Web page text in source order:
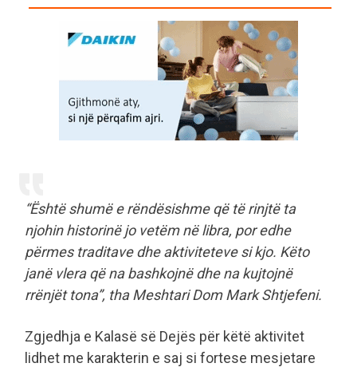
“Është shumë e rëndësishme që të rinjtë ta
njohin historinë jo vetëm në libra, por edhe
përmes traditave dhe aktiviteteve si kjo. Këto
janë vlera që na bashkojnë dhe na kujtojnë
rrënjët tona”, tha Meshtari Dom Mark Shtjefeni.
Zgjedhja e Kalasë së Dejës për këtë aktivitet
lidhet me karakterin e saj si fortese mesjetare